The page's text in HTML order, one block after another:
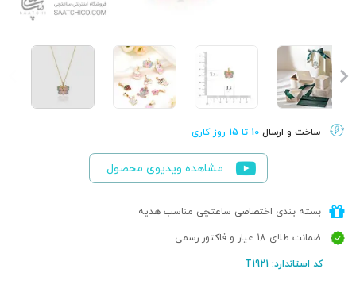
ساخت و ارسال 10 تا 15 روز کاری
مشاهده ویدیوی محصول
بسته بندی اختصاصی ساعتچی مناسب هدیه
ضمانت طلای 18 عیار و فاکتور رسمی
کد استاندارد: T1921